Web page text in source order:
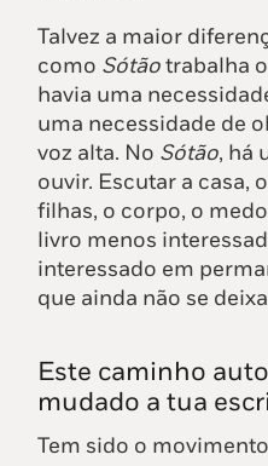
Talvez a maior
como Sótãotrabalha
havia uma
uma necessidade de
voz alta. No Sótão, há
ouvir. Escutar a casa,
filhas, o corpo, o
livro menos
interessado em
que ainda não se
Este caminho
mudado a tua
Tem sido o